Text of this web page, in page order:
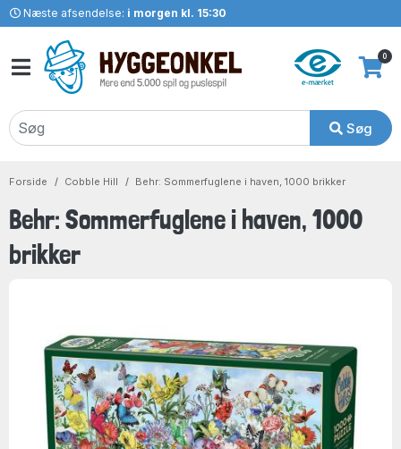
Næste afsendelse: i morgen kl. 15:30
Søg
0
Forside Cobble Hill Behr: Sommerfuglene i haven, 1000 brikker
Behr: Sommerfuglene i haven, 1000
brikker